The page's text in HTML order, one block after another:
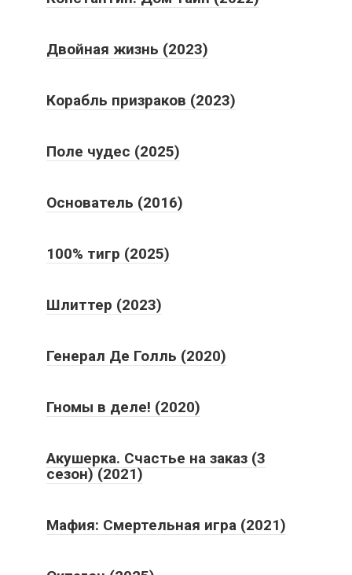
Двойная жизнь (2023)
Корабль призраков (2023)
Поле чудес (2025)
Основатель (2016)
100% тигр (2025)
Шлиттер (2023)
Генерал Де Голль (2020)
Гномы в деле! (2020)
Акушерка. Счастье на заказ (3
сезон) (2021)
Мафия: Смертельная игра (2021)